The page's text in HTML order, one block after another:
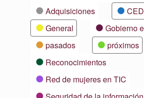
Adquisiciones
General
Gobierno
pasados
próximos
Reconocimientos
Red de mujeres en TIC